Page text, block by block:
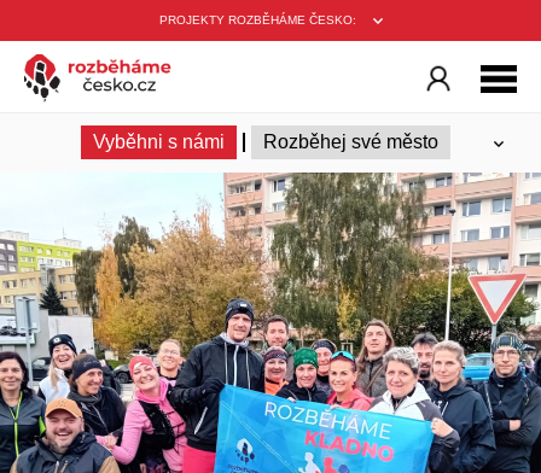
PROJEKTY ROZBĚHÁME ČESKO:
Vyběhni s námi Rozběhej své město
Ambasadoři Trenéři